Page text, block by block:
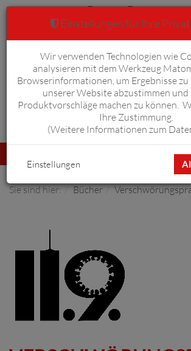
Anmelden
umschalten
Sie sind hier: Bücher
Einstellungen für Ihre
Wir verwenden Technologien wie
analysieren mit dem Werkzeug
Browserinformationen, um Ergebnisse zu
unserer Website abzustimmen und
Produktvorschläge machen zu können.
Ihre Zustimmung.
(Weitere Informationen zum
Einstellungen